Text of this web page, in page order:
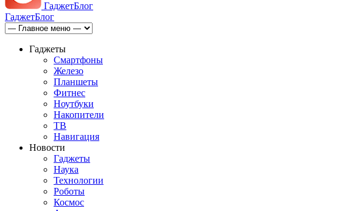
ГаджетБлог
ГаджетБлог
Гаджеты
Смартфоны
Железо
Планшеты
Фитнес
Ноутбуки
Накопители
ТВ
Навигация
Новости
Гаджеты
Наука
Технологии
Роботы
Космос